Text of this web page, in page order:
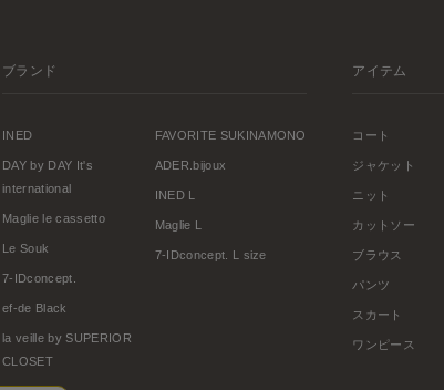
ブランド
INED
DAY by DAY It's
international
Maglie le cassetto
Le Souk
7-IDconcept.
ef-de Black
la veille by SUPERIOR
CLOSET
FAVORITE SUKINAMONO
ADER.bijoux
INED L
Maglie L
7-IDconcept. L size
アイテム
コート
ジャケット
ニット
カットソー
ブラウス
パンツ
スカート
ワンピース